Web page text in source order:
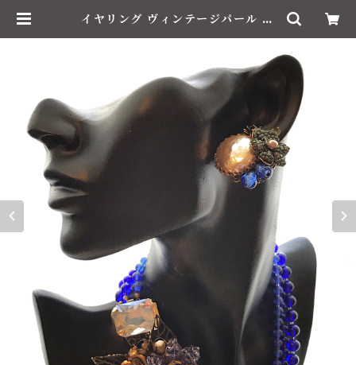
イヤリング ヴィンテージパール ベ